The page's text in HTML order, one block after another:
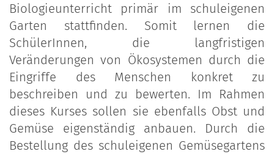
Biologieunterricht primär im schuleigenen
Garten stattfinden. Somit lernen die
SchülerInnen, die langfristigen
Veränderungen von Ökosystemen durch die
Eingriffe des Menschen konkret zu
beschreiben und zu bewerten. Im Rahmen
dieses Kurses sollen sie ebenfalls Obst und
Gemüse eigenständig anbauen. Durch die
Bestellung des schuleigenen Gemüsegartens